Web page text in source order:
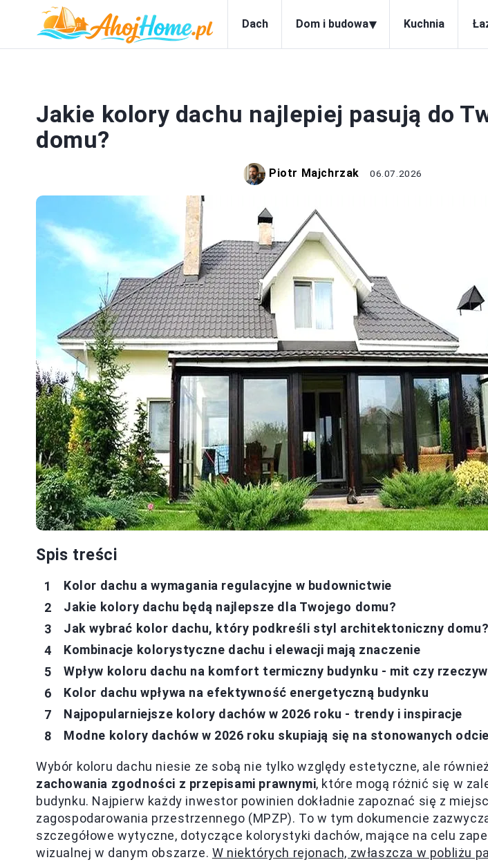
Dach Dom i budowa▾ Kuchnia
Jakie kolory dachu najlepiej pasują do
domu?
Piotr Majchrzak 06.07.2026
Spis treści
Kolor dachu a wymagania regulacyjne w budownictwie
Jakie kolory dachu będą najlepsze dla Twojego domu?
Jak wybrać kolor dachu, który podkreśli styl architektoniczny domu?
Kombinacje kolorystyczne dachu i elewacji mają znaczenie
Wpływ koloru dachu na komfort termiczny budynku - mit czy
Kolor dachu wpływa na efektywność energetyczną budynku
Najpopularniejsze kolory dachów w 2026 roku - trendy i inspiracje
Modne kolory dachów w 2026 roku skupiają się na stonowanych
Wybór koloru dachu niesie ze sobą nie tylko względy estetyczne, ale również
zachowania zgodności z przepisami prawnymi, które mogą różnić się w
budynku. Najpierw każdy inwestor powinien dokładnie zapoznać się z
zagospodarowania przestrzennego (MPZP). To w tym dokumencie
szczegółowe wytyczne, dotyczące kolorystyki dachów, mające na celu
wizualnej w danym obszarze. W niektórych rejonach, zwłaszcza w pobliżu